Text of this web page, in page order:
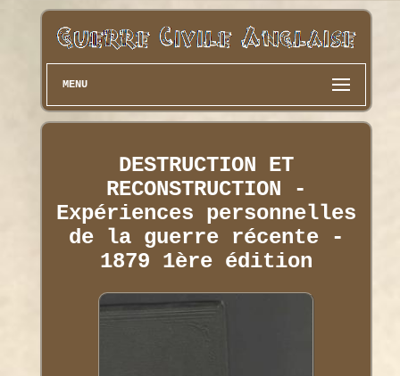
MENU
DESTRUCTION ET
RECONSTRUCTION -
Expériences personnelles
de la guerre récente -
1879 1ère édition